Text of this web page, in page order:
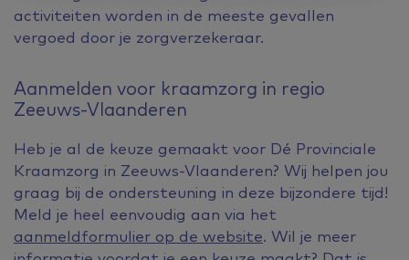
activiteiten worden in de meeste gevallen
vergoed door je zorgverzekeraar.
Aanmelden voor kraamzorg in regio
Zeeuws-Vlaanderen
Heb je al de keuze gemaakt voor Dé Provinciale
Kraamzorg in Zeeuws-Vlaanderen? Wij helpen jou
graag bij de ondersteuning in deze bijzondere tijd!
Meld je heel eenvoudig aan via het
aanmeldformulier op de website. Wil je meer